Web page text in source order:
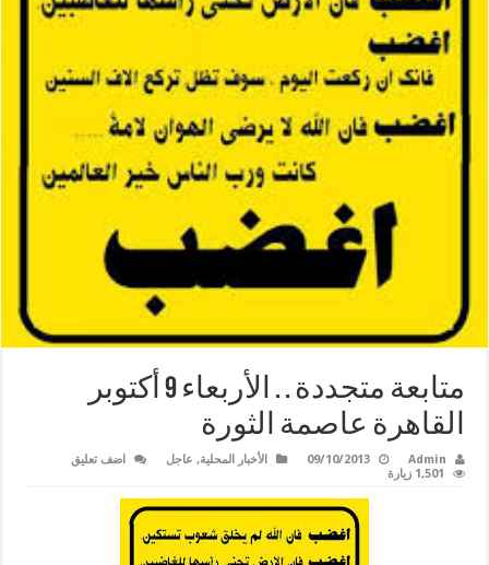
متابعة متجددة . . الأربعاء 9 أكتوبر
القاهرة عاصمة الثورة
Admin
09/10/2013 الأخبار المحلية, عاجل
اضف تعليق
1,501 زيارة